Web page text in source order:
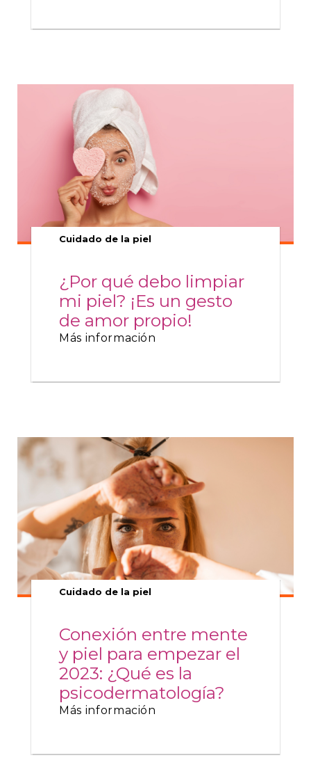
Cuidado de la piel
¿Por qué debo limpiar
mi piel? ¡Es un gesto
de amor propio!
Más información
Cuidado de la piel
Conexión entre mente
y piel para empezar el
2023: ¿Qué es la
psicodermatología?
Más información